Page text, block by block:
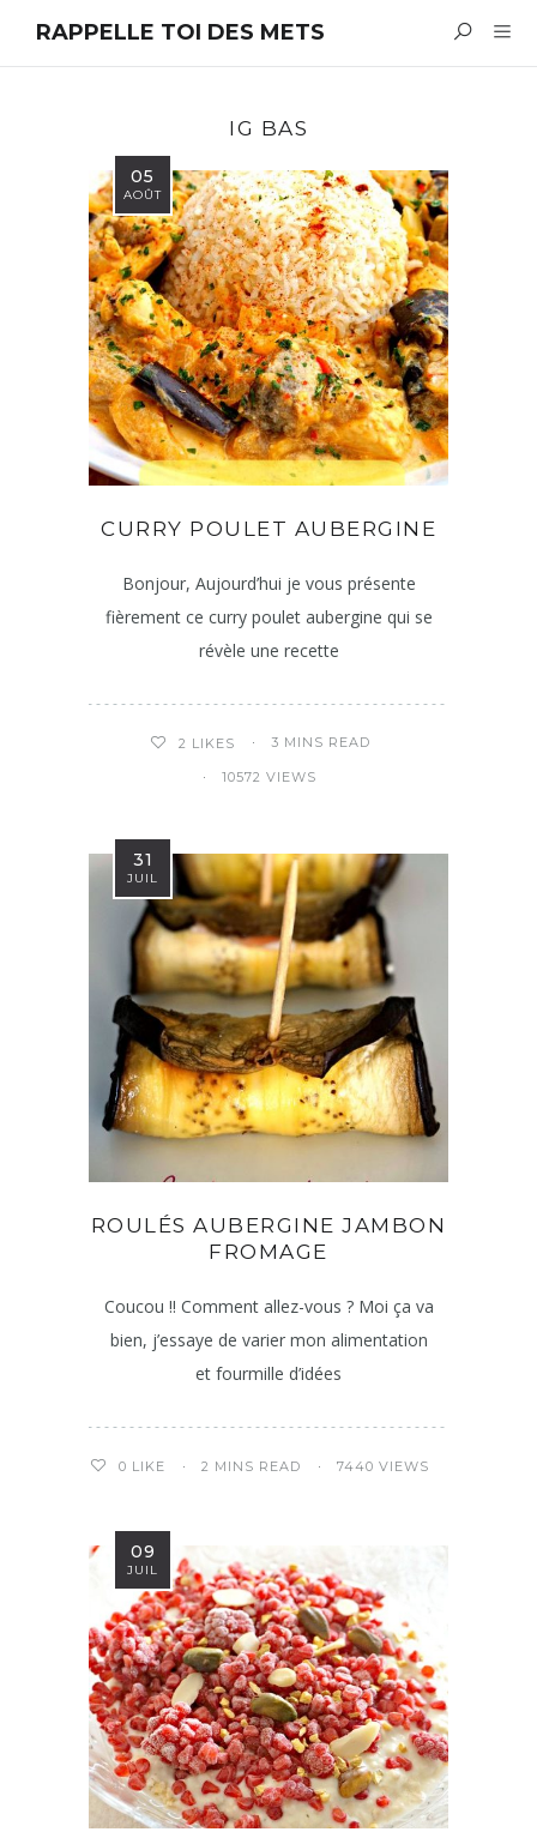
RAPPELLE TOI DES METS
IG BAS
05
AOÛT
CURRY POULET AUBERGINE
Bonjour, Aujourd’hui je vous présente
fièrement ce curry poulet aubergine qui se
révèle une recette
2 LIKES 3 MINS READ
10572 VIEWS
31
JUIL
ROULÉS AUBERGINE JAMBON
FROMAGE
Coucou !! Comment allez-vous ? Moi ça va
bien, j’essaye de varier mon alimentation
et fourmille d’idées
0 LIKE 2 MINS READ 7440 VIEWS
09
JUIL